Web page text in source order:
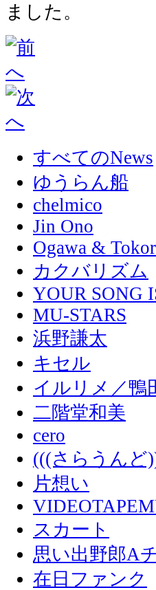
ました。
すべてのNews
ゆうらん船
chelmico
Jin Ono
Ogawa &
カクバリズム
YOUR SONG
MU-STARS
浜野謙太
キセル
イルリメ／鴨
二階堂和美
cero
(((さらうんど
片想い
スカート
思い出野郎A
在日ファンク